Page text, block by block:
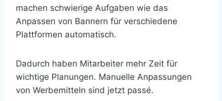
machen schwierige Aufgaben wie das
Anpassen von Bannern für verschiedene
Plattformen automatisch.
Dadurch haben Mitarbeiter mehr Zeit für
wichtige Planungen. Manuelle Anpassungen
von Werbemitteln sind jetzt passé.